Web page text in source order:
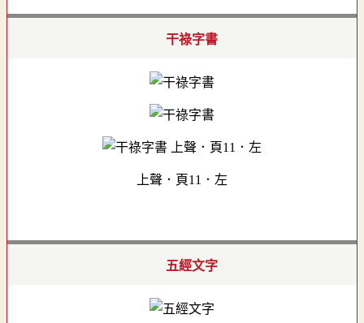
干祿字書
上聲．頁11．左
五經文字